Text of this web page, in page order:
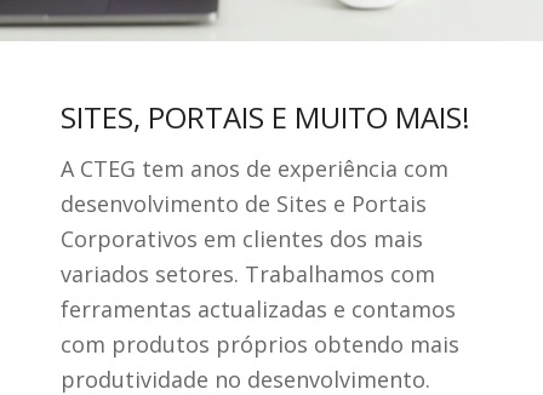
SITES, PORTAIS E MUITO MAIS!
A CTEG tem anos de experiência com
desenvolvimento de Sites e Portais
Corporativos em clientes dos mais
variados setores. Trabalhamos com
ferramentas actualizadas e contamos
com produtos próprios obtendo mais
produtividade no desenvolvimento.